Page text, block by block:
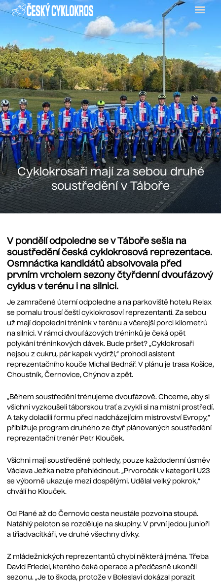
Menu
Cyklokrosaři mají za sebou druhé
soustředění v Táboře
V pondělí odpoledne se v Táboře sešla na
soustředění česká cyklokrosová reprezentace.
Osmnáctka kandidátů absolvovala před
prvním vrcholem sezony čtyřdenní dvoufázový
cyklus v terénu i na silnici.
Je zamračené úterní odpoledne a na parkoviště hotelu Relax
se pomalu trousí čeští cyklokrosoví reprezentanti. Za sebou
už mají dopolední trénink v terénu a včerejší porci kilometrů
na silnici. V rámci dvoufázových tréninků je čeká opět
polykání tréninkových dávek. Bude pršet? „Cyklokrosaři
nejsou z cukru, pár kapek vydrží,“ prohodí asistent
reprezentačního kouče Michal Bednář. V plánu je trasa Košice,
Choustník, Černovice, Chýnov a zpět.
„Během soustředění trénujeme dvoufázově. Chceme, aby si
všichni vyzkoušeli táborskou trať a zvykli si na místní prostředí.
A taky doladili formu před nadcházejícím mistrovství Evropy,“
přibližuje program druhého ze čtyř plánovaných soustředění
reprezentační trenér Petr Klouček.
Všichni mají soustředěné pohledy, pouze každodenní úsměv
Václava Ježka nelze přehlédnout. „Prvoročák v kategorii U23
se výborně ukazuje mezi dospělými. Udělal velký pokrok,“
chválí ho Klouček.
Od Plané až do Černovic cesta neustále pozvolna stoupá.
Natáhlý peloton se rozděluje na skupiny. V první jedou junioři
a třiadvacítkáři, ve druhé všechny dívky.
Z mládežnických reprezentantů chybí některá jména. Třeba
David Friedel, kterého čeká operace a předčasně ukončil
sezonu. „Je to škoda, protože v Boleslavi dokázal porazit